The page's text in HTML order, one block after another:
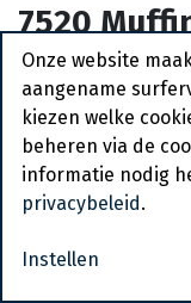
7520
La
Actief
Vraag een
Algemene
30-dagen geld
Verzending: 2-3
Onze website
aangename
kiezen welke
beheren via de
informatie nodig
privacybeleid .
Instellen